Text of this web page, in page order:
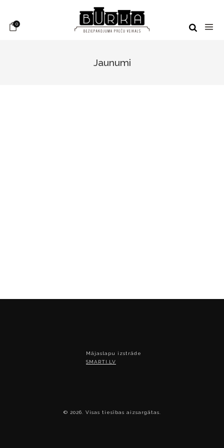
0
Jaunumi
© 2026. Visas tiesības aizsargātas.
Mājaslapu izstrāde
SMARTI.LV